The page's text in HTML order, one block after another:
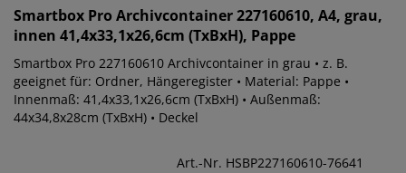
Smartbox Pro Archivcontainer 227160610, A4, grau,
innen 41,4x33,1x26,6cm (TxBxH), Pappe
Smartbox Pro 227160610 Archivcontainer in grau • z. B.
geeignet für: Ordner, Hängeregister • Material: Pappe •
Innenmaß: 41,4x33,1x26,6cm (TxBxH) • Außenmaß:
44x34,8x28cm (TxBxH) • Deckel
Art.-Nr. HSBP227160610-76641